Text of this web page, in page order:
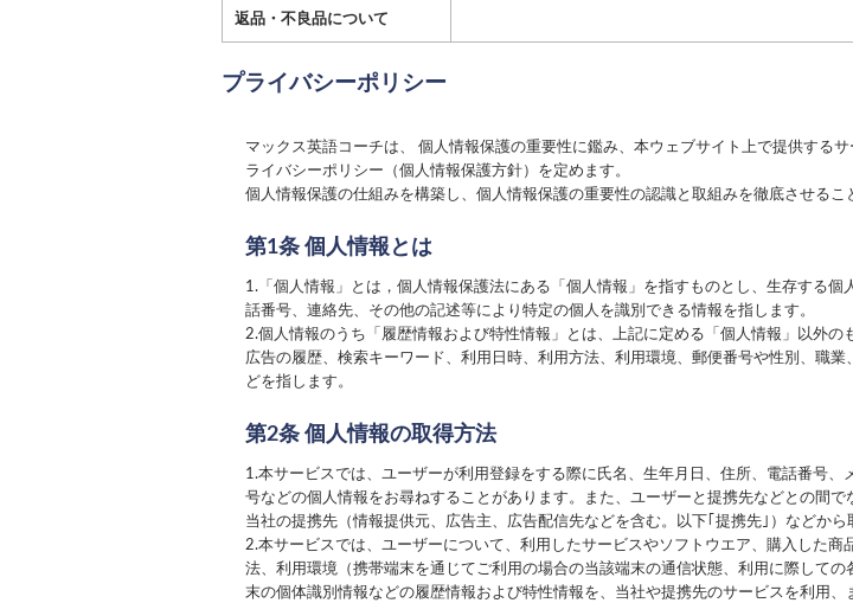
返品・不良品について
プライバシーポリシー
マックス英語コーチは、 個人情報保護の重要性に鑑み、本ウェブサイト上で提供する
ライバシーポリシー（個人情報保護方針）を定めます。
個人情報保護の仕組みを構築し、個人情報保護の重要性の認識と取組みを徹底させるこ
第1条 個人情報とは
1.「個人情報」とは，個人情報保護法にある「個人情報」を指すものとし、生存する
話番号、連絡先、その他の記述等により特定の個人を識別できる情報を指します。
2.個人情報のうち「履歴情報および特性情報」とは、上記に定める「個人情報」以外
広告の履歴、検索キーワード、利用日時、利用方法、利用環境、郵便番号や性別、職
どを指します。
第2条 個人情報の取得方法
1.本サービスでは、ユーザーが利用登録をする際に氏名、生年月日、住所、電話番号
号などの個人情報をお尋ねすることがあります。また、ユーザーと提携先などとの間
当社の提携先（情報提供元、広告主、広告配信先などを含む。以下｢提携先｣）などから
2.本サービスでは、ユーザーについて、利用したサービスやソフトウエア、購入した
法、利用環境（携帯端末を通じてご利用の場合の当該端末の通信状態、利用に際して
末の個体識別情報などの履歴情報および特性情報を、当社や提携先のサービスを利用、